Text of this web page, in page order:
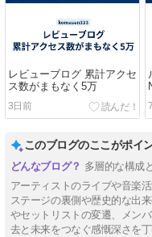
レビューブログ 累計アクセ
ス数がまもなく5万
3日前
このブログのここがポイ
多層的な構成
アーティストのライブや音楽
ステージの裏側や歴史的な出
やセットリストの変遷、メン
去と未来をつなぐ感慨深さを